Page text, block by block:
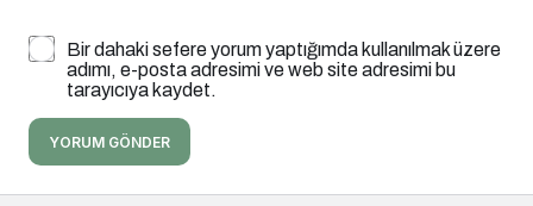
Bir dahaki sefere yorum yaptığımda kullanılmak üzere
adımı, e-posta adresimi ve web site adresimi bu
tarayıcıya kaydet.
YORUM GÖNDER